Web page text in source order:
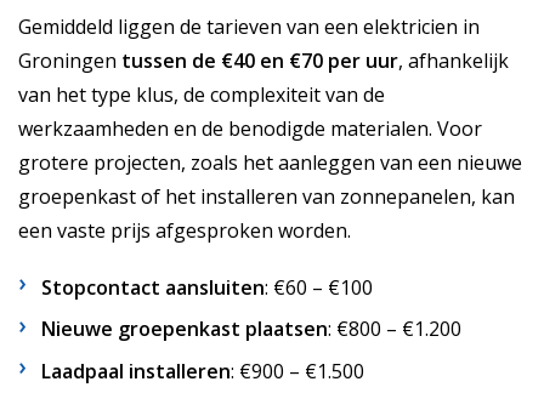
Gemiddeld liggen de tarieven van een elektricien in
Groningen tussen de €40 en €70 per uur, afhankelijk
van het type klus, de complexiteit van de
werkzaamheden en de benodigde materialen. Voor
grotere projecten, zoals het aanleggen van een nieuwe
groepenkast of het installeren van zonnepanelen, kan
een vaste prijs afgesproken worden.
Stopcontact aansluiten: €60 – €100
Nieuwe groepenkast plaatsen: €800 – €1.200
Laadpaal installeren: €900 – €1.500